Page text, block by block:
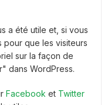
a été utile et, si vous
pour que les visiteurs
sur la façon de
dans WordPress.
Facebook et Twitter